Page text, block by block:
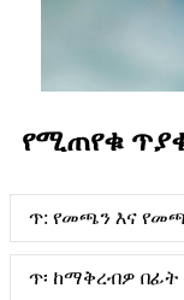
የሚጠየቁ
ጥ: የመጫን እና
ጥ፡ ከማቅረብዎ